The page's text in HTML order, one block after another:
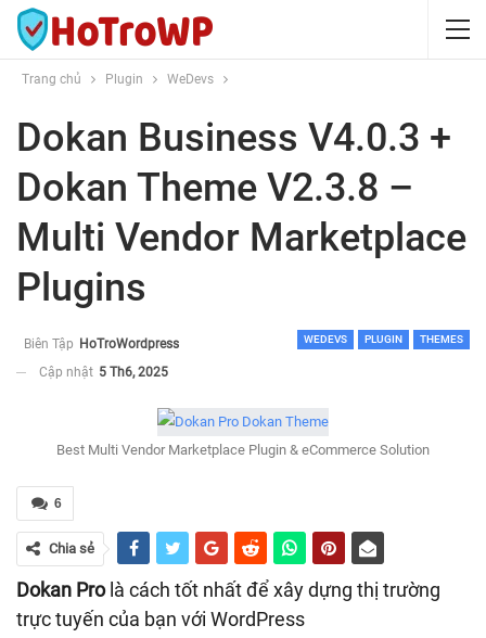
Trang chủ Plugin WeDevs
Dokan Business V4.0.3 +
Dokan Theme V2.3.8 –
Multi Vendor Marketplace
Plugins
WEDEVS PLUGIN THEMES
Biên Tập HoTroWordpress
Cập nhật 5 Th6, 2025
Best Multi Vendor Marketplace Plugin & eCommerce Solution
6
Chia sẻ
Dokan Prolà cách tốt nhất để xây dựng thị trường
trực tuyến của bạn với WordPress